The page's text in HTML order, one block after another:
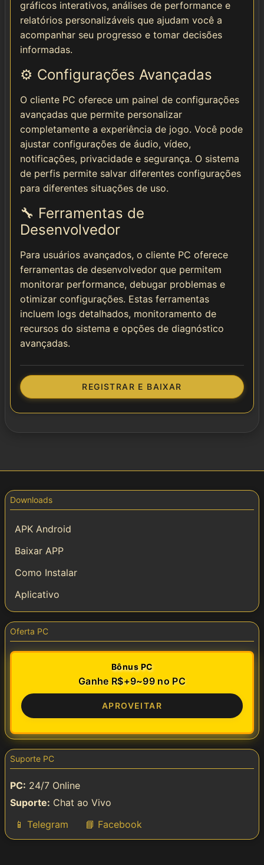
gráficos interativos, análises de performance e
relatórios personalizáveis que ajudam você a
acompanhar seu progresso e tomar decisões
informadas.
⚙️ Configurações Avançadas
O cliente PC oferece um painel de configurações
avançadas que permite personalizar
completamente a experiência de jogo. Você pode
ajustar configurações de áudio, vídeo,
notificações, privacidade e segurança. O sistema
de perfis permite salvar diferentes configurações
para diferentes situações de uso.
🔧 Ferramentas de
Desenvolvedor
Para usuários avançados, o cliente PC oferece
ferramentas de desenvolvedor que permitem
monitorar performance, debugar problemas e
otimizar configurações. Estas ferramentas
incluem logs detalhados, monitoramento de
recursos do sistema e opções de diagnóstico
avançadas.
REGISTRAR E BAIXAR
Downloads
APK Android
Baixar APP
Como Instalar
Aplicativo
Oferta PC
Bônus PC
Ganhe R$+9~99 no PC
APROVEITAR
Suporte PC
PC: 24/7 Online
Suporte: Chat ao Vivo
📱 Telegram
📘 Facebook